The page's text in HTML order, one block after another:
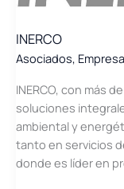
INERCO
Asociados,
INERCO, con más
soluciones
ambiental y
tanto en servicios
donde es líder en